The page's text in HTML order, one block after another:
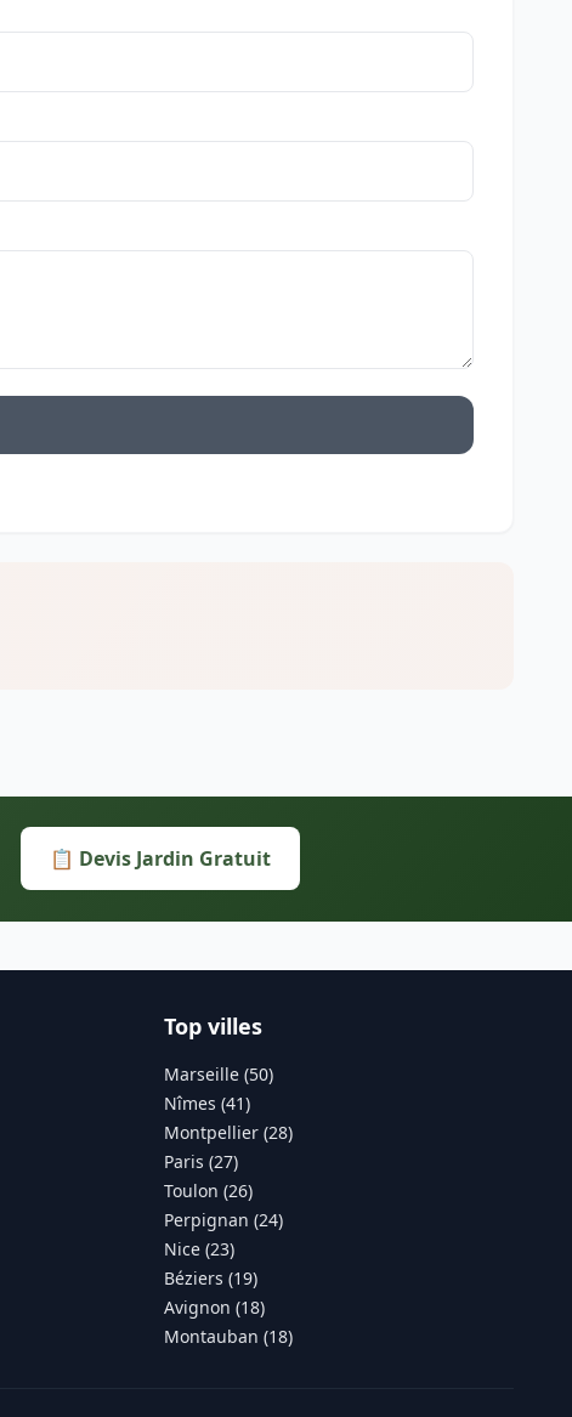
📋 Devis Jardin Gratuit
Top villes
Marseille (50)
Nîmes (41)
Montpellier (28)
Paris (27)
Toulon (26)
Perpignan (24)
Nice (23)
Béziers (19)
Avignon (18)
Montauban (18)